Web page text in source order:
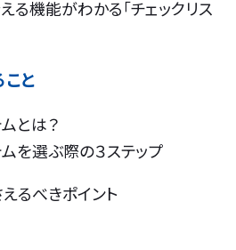
機能がわかる「チェックリス
と
とは？
を選ぶ際の３ステップ
るべきポイント